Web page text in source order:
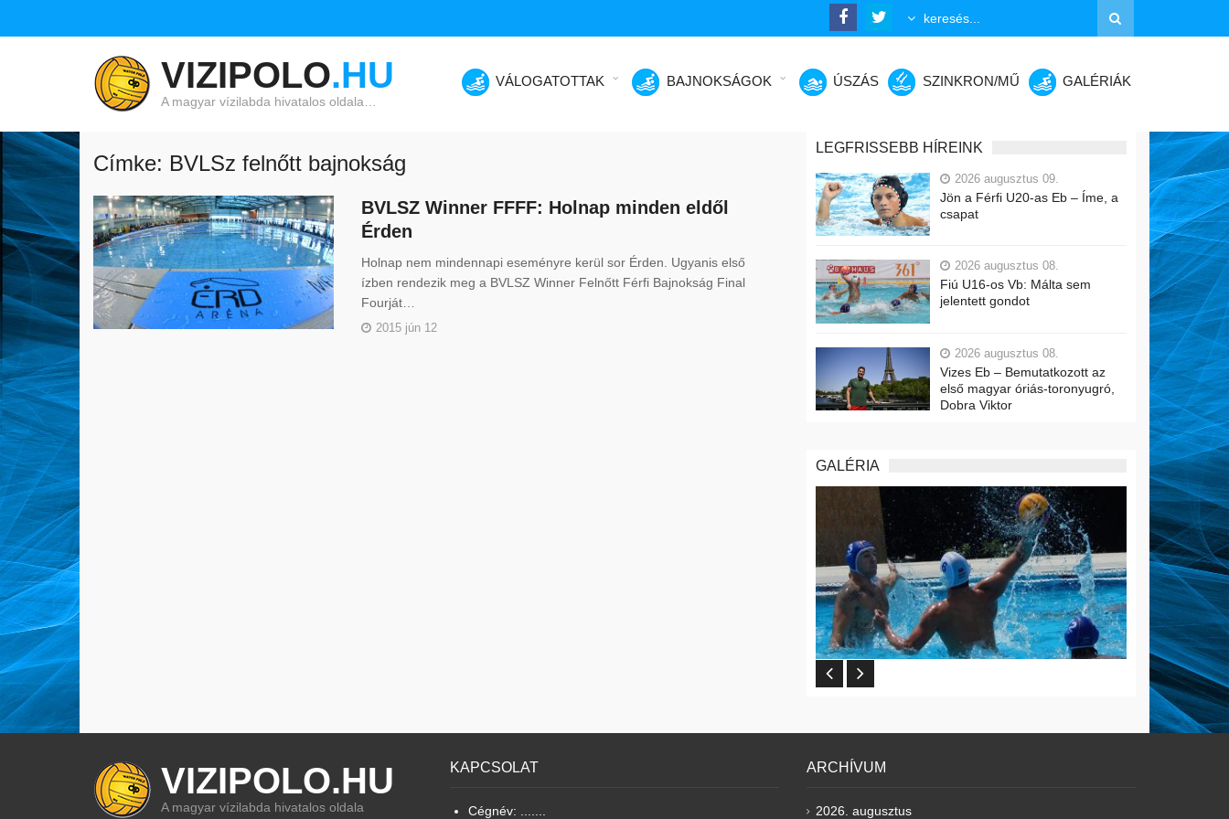
VIZIPOLO.HU
A magyar vízilabda hivatalos oldala…
VÁLOGATOTTAK BAJNOKSÁGOK ÚSZÁS SZINKRON/MŰ GALÉRIÁK
Címke: BVLSz felnőtt bajnokság
BVLSZ Winner FFFF: Holnap minden eldől
Érden
Holnap nem mindennapi eseményre kerül sor Érden. Ugyanis első
ízben rendezik meg a BVLSZ Winner Felnőtt Férfi Bajnokság Final
Fourját…
2015 jún 12
LEGFRISSEBB HÍREINK
2026 augusztus 09.
Jön a Férfi U20-as Eb – Íme, a
csapat
2026 augusztus 08.
Fiú U16-os Vb: Málta sem
jelentett gondot
2026 augusztus 08.
Vizes Eb – Bemutatkozott az
első magyar óriás-toronyugró,
Dobra Viktor
GALÉRIA
VIZIPOLO.HU
A magyar vízilabda hivatalos oldala
KAPCSOLAT
Cégnév: .......
ARCHÍVUM
2026. augusztus